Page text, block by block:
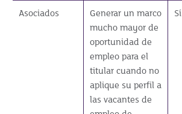
Asociados
Generar un marco
mucho mayor de
oportunidad de
empleo para el
titular cuando no
aplique su perfil a
las vacantes de
Sí